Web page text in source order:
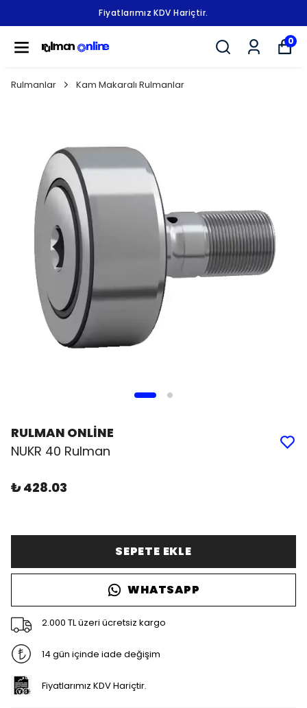
Fiyatlarımız KDV Hariçtir.
0
Rulmanlar Kam Makaralı Rulmanlar
RULMAN ONLİNE
NUKR 40 Rulman
₺ 428.03
SEPETE EKLE
WHATSAPP
2.000 TL üzeri ücretsiz kargo
14 gün içinde iade değişim
Fiyatlarımız KDV Hariçtir.